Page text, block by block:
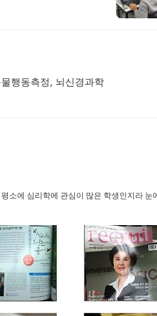
행동측정, 뇌신경과학
소에 심리학에 관심이 많은 학생인지라 눈